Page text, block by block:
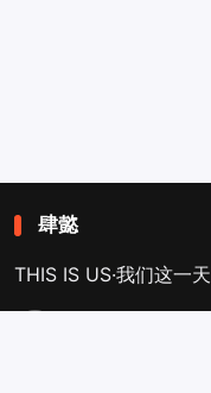
肆懿
THIS IS US·我们这一天